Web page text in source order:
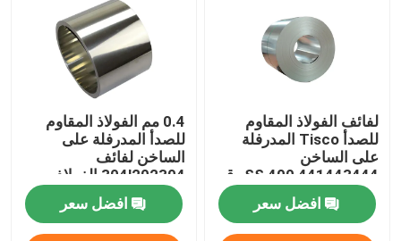
لفائف الفولاذ المقاوم
للصدأ Tisco المدرفلة
على الساخن
441443444 SS 400 رقم
1
افضل سعر
0.4 مم الفولاذ المقاوم
للصدأ المدرفلة على
الساخن لفائف
304l202304 الفولاذ
المقاوم للصدأ لفائف
ASTM
افضل سعر